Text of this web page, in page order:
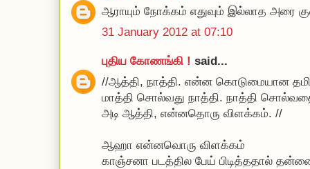
ஆராயும் நோக்கம் எதுவும் இல்லாத அரை
31 January 2012 at 07:10
புதிய கோணங்கி ! said...
//ஆத்தி, நாத்தி. என்ன கொடுமையான
மாத்தி சொல்வது நாத்தி. நாத்தி
அடி ஆத்தி, என்னதொரு விளக்கம். //
ஆஹா என்னவொரு விளக்கம்
காஞ்சனா படத்தில பேய் பிடித்ததால்